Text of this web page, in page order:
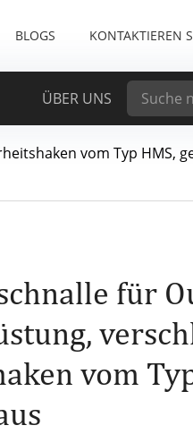
BLOGS KONTAKTIEREN
ÜBER UNS
vom Typ HMS,
für
vom